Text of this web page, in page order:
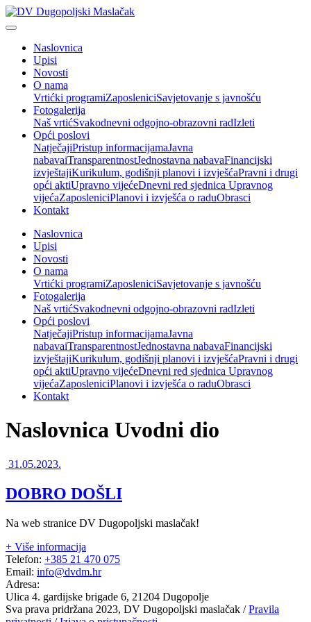
Naslovnica
Upisi
Novosti
O nama
Vrtićki programiZaposleniciSavjetovanje s javnošću
Fotogalerija
Naš vrtićSvakodnevni odgojno-obrazovni radIzleti
Opći poslovi
NatječajiPristup informacijamaJavna
nabavaiTransparentnostJednostavna nabavaFinancijski
izvještajiKurikulum, godišnji planovi i izvješćaPravni i drugi
opći aktiUpravno vijećeDnevni red sjednica Upravnog
vijećaZaposleniciPlanovi i izvješća o raduObrasci
Kontakt
Naslovnica
Upisi
Novosti
O nama
Vrtićki programiZaposleniciSavjetovanje s javnošću
Fotogalerija
Naš vrtićSvakodnevni odgojno-obrazovni radIzleti
Opći poslovi
NatječajiPristup informacijamaJavna
nabavaiTransparentnostJednostavna nabavaFinancijski
izvještajiKurikulum, godišnji planovi i izvješćaPravni i drugi
opći aktiUpravno vijećeDnevni red sjednica Upravnog
vijećaZaposleniciPlanovi i izvješća o raduObrasci
Kontakt
Naslovnica Uvodni dio
31.05.2023.
DOBRO DOŠLI
Na web stranice DV Dugopoljski maslačak!
+ Više informacija
Telefon: +385 21 470 075
Email: info@dvdm.hr
Adresa:
Ulica 4. gardijske brigade 6, 21204 Dugopolje
Sva prava pridržana 2023, DV Dugopoljski maslačak /Pravila